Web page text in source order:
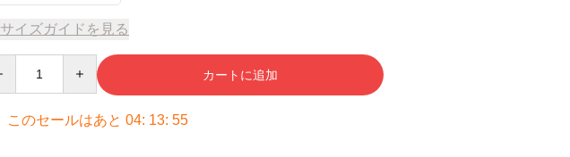
サイズガイドを見る
カートに追加
このセールはあと 04: 13: 54